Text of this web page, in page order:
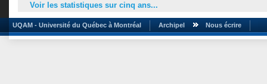
Voir les statistiques sur cinq ans...
UQAM - Université du Québec à Montréal Archipel Nous écrire